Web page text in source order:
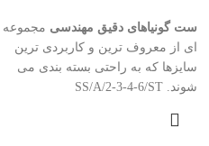
ست گونیاهاى دقیق مهندسى مجموعه
اى از معروف ترین و کاربردى ترین
سایزها که به راحتى بسته بندى مى
شوند. SS/A/2-3-4-6/ST